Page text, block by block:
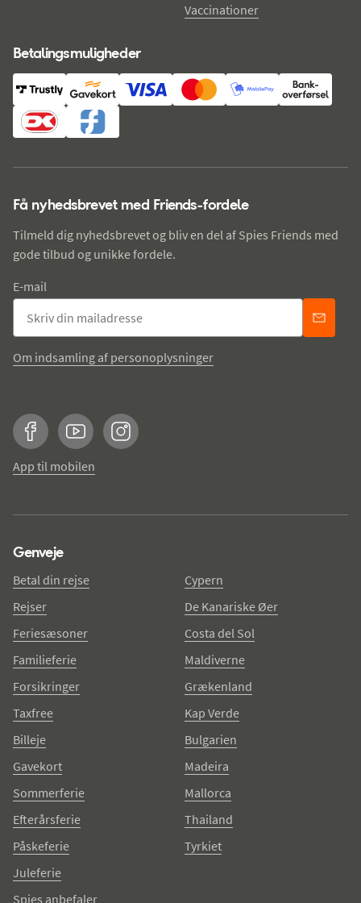
Vaccinationer
Betalingsmuligheder
Få nyhedsbrevet med Friends-fordele
Tilmeld dig nyhedsbrevet og bliv en del af Spies Friends med
gode tilbud og unikke fordele.
E-mail
Om indsamling af personoplysninger
FacebookYouTubeInstagram
App til mobilen
Genveje
Betal din rejse
Rejser
Feriesæsoner
Familieferie
Forsikringer
Taxfree
Billeje
Gavekort
Sommerferie
Efterårsferie
Påskeferie
Juleferie
Spies anbefaler
Cypern
De Kanariske Øer
Costa del Sol
Maldiverne
Grækenland
Kap Verde
Bulgarien
Madeira
Mallorca
Thailand
Tyrkiet